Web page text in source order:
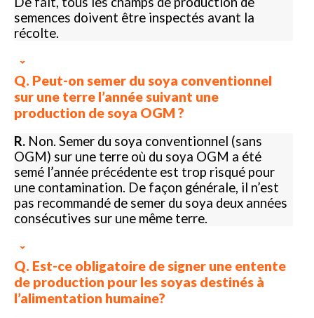
semences doivent être inspectés avant la
récolte.
Q. Peut-on semer du soya conventionnel
sur une terre l’année suivant une
production de soya OGM ?
R. Non. Semer du soya conventionnel (sans
OGM) sur une terre où du soya OGM a été
semé l’année précédente est trop risqué pour
une contamination. De façon générale, il n’est
pas recommandé de semer du soya deux années
consécutives sur une même terre.
Q. Est-ce obligatoire de signer une entente
de production pour les soyas destinés à
l’alimentation humaine?